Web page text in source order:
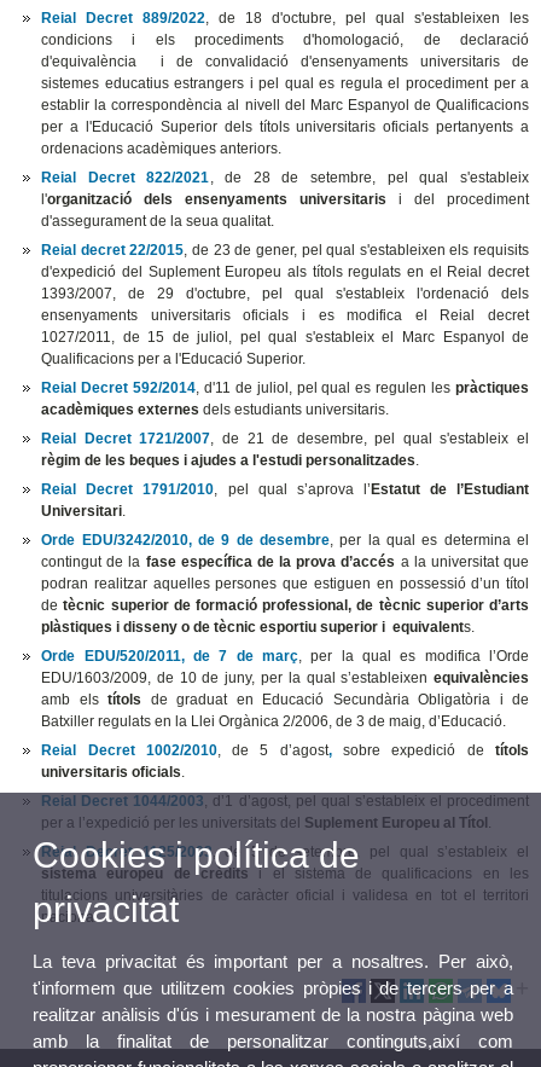
Reial Decret 889/2022, de 18 d'octubre, pel qual s'estableixen les
condicions i els procediments d'homologació, de declaració
d'equivalència i de convalidació d'ensenyaments universitaris de
sistemes educatius estrangers i pel qual es regula el procediment per a
establir la correspondència al nivell del Marc Espanyol de Qualificacions
per a l'Educació Superior dels títols universitaris oficials pertanyents a
ordenacions acadèmiques anteriors.
Reial Decret 822/2021, de 28 de setembre, pel qual s'estableix
l'organització dels ensenyaments universitaris i del procediment
d'assegurament de la seua qualitat.
Reial decret 22/2015, de 23 de gener, pel qual s'estableixen els requisits
d'expedició del Suplement Europeu als títols regulats en el Reial decret
1393/2007, de 29 d'octubre, pel qual s'estableix l'ordenació dels
ensenyaments universitaris oficials i es modifica el Reial decret
1027/2011, de 15 de juliol, pel qual s'estableix el Marc Espanyol de
Qualificacions per a l'Educació Superior.
Reial Decret 592/2014, d'11 de juliol, pel qual es regulen lespràctiques
acadèmiques externes dels estudiants universitaris.
Reial Decret 1721/2007, de 21 de desembre, pel qual s'estableix el
règim de les beques i ajudes a l'estudi personalitzades.
Reial Decret 1791/2010, pel qual s’aprova l’ Estatut de l’Estudiant
Universitari.
Orde EDU/3242/2010, de 9 de desembre, per la qual es determina el
contingut de la fase específica de la prova d’accés a la universitat que
podran realitzar aquelles persones que estiguen en possessió d’un títol
detècnic superior de formació professional, de tècnic superior d’arts
plàstiques i disseny o de tècnic esportiu superior i equivalents.
Orde EDU/520/2011, de 7 de març, per la qual es modifica l’Orde
EDU/1603/2009, de 10 de juny, per la qual s’estableixenequivalències
amb elstítols de graduat en Educació Secundària Obligatòria i de
Batxiller regulats en la Llei Orgànica 2/2006, de 3 de maig, d’Educació.
Reial Decret 1002/2010, de 5 d’agost,sobre expedició detítols
universitaris oficials.
Reial Decret 1044/2003, d’1 d’agost, pel qual s’estableix el procediment
per a l’expedició per les universitats del Suplement Europeu al Títol .
Reial Decret 1125/2003, de 5 de setembre, pel qual s’estableix el
sistema europeu de crèdits i el sistema de qualificacions en les
titulacions universitàries de caràcter oficial i validesa en tot el territori
nacional.
Cookies i política de
privacitat
La teva privacitat és important per a nosaltres. Per això,
t'informem que utilitzem cookies pròpies i de tercers per a
realitzar anàlisis d'ús i mesurament de la nostra pàgina web
amb la finalitat de personalitzar continguts,així com